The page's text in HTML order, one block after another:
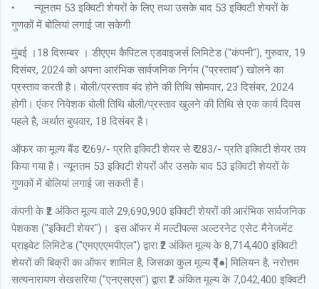
•
न्यूनतम 53 इक्विटी शेयरों के लिए तथा उसके बाद 53 इक्विटी शेयरों के
गुणकों में बोलियां लगाई जा सकेगी
मुंबई ।18 दिसम्बर । डीएएम कैपिटल एडवाइजर्स लिमिटेड ("कंपनी"), गुरुवार, 19
दिसंबर, 2024 को अपना आरंभिक सार्वजनिक निर्गम ("प्रस्ताव") खोलने का
प्रस्ताव करती है। बोली/प्रस्ताव बंद होने की तिथि सोमवार, 23 दिसंबर, 2024
होगी। एंकर निवेशक बोली तिथि बोली/प्रस्ताव खुलने की तिथि से एक कार्य दिवस
पहले है, अर्थात बुधवार, 18 दिसंबर है।
ऑफर का मूल्य बैंड ₹ 269/- प्रति इक्विटी शेयर से ₹ 283/- प्रति इक्विटी शेयर तय
किया गया है। न्यूनतम 53 इक्विटी शेयरों और उसके बाद 53 इक्विटी शेयरों के
गुणकों में बोलियां लगाई जा सकती हैं।
कंपनी के ₹2 अंकित मूल्य वाले 29,690,900 इक्विटी शेयरों की आरंभिक सार्वजनिक
पेशकश ("इक्विटी शेयर")। इस ऑफर में मल्टीपल्स अल्टरनेट एसेट मैनेजमेंट
प्राइवेट लिमिटेड ("एमएएएमपीएल") द्वारा ₹2 अंकित मूल्य के 8,714,400 इक्विटी
शेयरों की बिक्री का ऑफर शामिल है, जिसका कुल मूल्य ₹ [●] मिलियन है, नरोत्तम
सत्यनारायण सेखसरिया ("एनएसएस") द्वारा ₹2 अंकित मूल्य के 7,042,400 इक्विटी